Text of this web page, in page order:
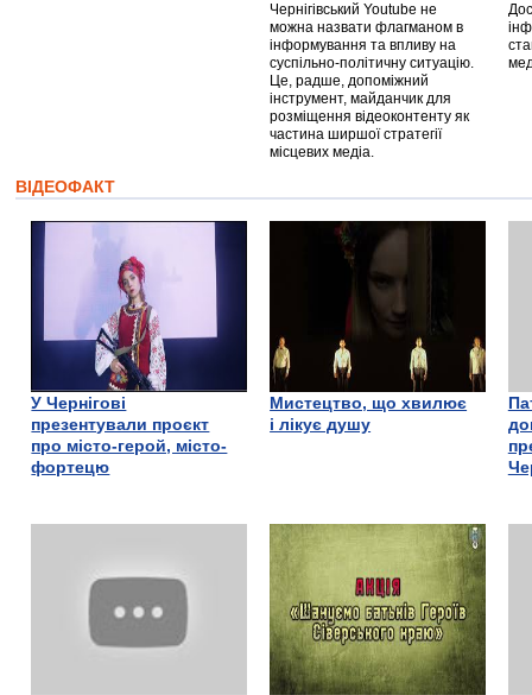
Чернігівський Youtube не
можна назвати флагманом в
інформування та впливу на
суспільно-політичну ситуацію.
Це, радше, допоміжний
інструмент, майданчик для
розміщення відеоконтенту як
частина ширшої стратегії
місцевих медіа.
ВІДЕОФАКТ
У Чернігові
презентували проєкт
про місто-герой, місто-
фортецю
Мистецтво, що хвилює
і лікує душу